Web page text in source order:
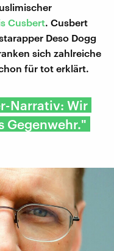
Cusbert. Cusbert
Deso Dogg
sich zahlreiche
für tot erklärt.
Narrativ: Wir
Gegenwehr."